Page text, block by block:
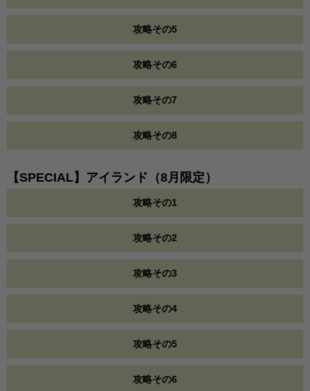
攻略その5
攻略その6
攻略その7
攻略その8
【SPECIAL】アイランド（8月限定）
攻略その1
攻略その2
攻略その3
攻略その4
攻略その5
攻略その6